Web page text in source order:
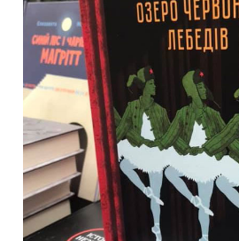
Озеро
лебедів
Твір про останні
Сталіна, його
та мистецьким
про його
параною
американських
воїнів ОУН-УПА та
про що.